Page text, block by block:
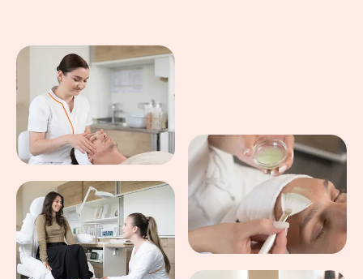
In einer Bildergalerie sind verschiedene